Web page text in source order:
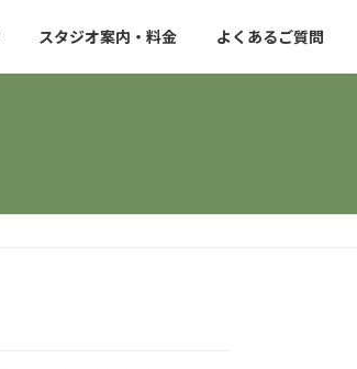
スタジオ案内・料金 よくあるご質問